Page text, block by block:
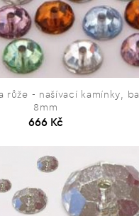
růže - našívací kamínky,
8mm
666 Kč